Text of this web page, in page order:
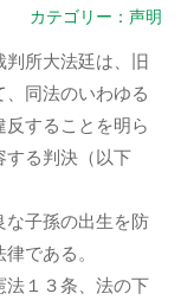
カテゴリー： 声明
判所大法廷は、旧
同法のいわゆる
することを明ら
する判決（以下
な子孫の出生を防
である。
法１３条、法の下